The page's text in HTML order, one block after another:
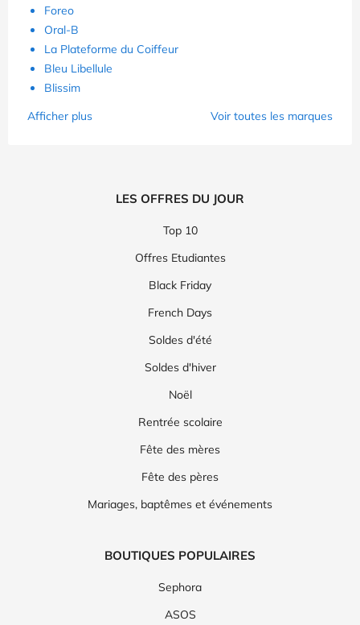
Foreo
Oral-B
La Plateforme du Coiffeur
Bleu Libellule
Blissim
Afficher plus
Voir toutes les marques
LES OFFRES DU JOUR
Top 10
Offres Etudiantes
Black Friday
French Days
Soldes d'été
Soldes d'hiver
Noël
Rentrée scolaire
Fête des mères
Fête des pères
Mariages, baptêmes et événements
BOUTIQUES POPULAIRES
Sephora
ASOS